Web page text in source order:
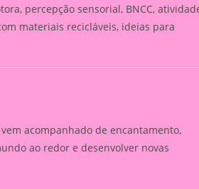
percepção sensorial, BNCC,
materiais recicláveis, ideias para
acompanhado de encantamento,
ao redor e desenvolver novas